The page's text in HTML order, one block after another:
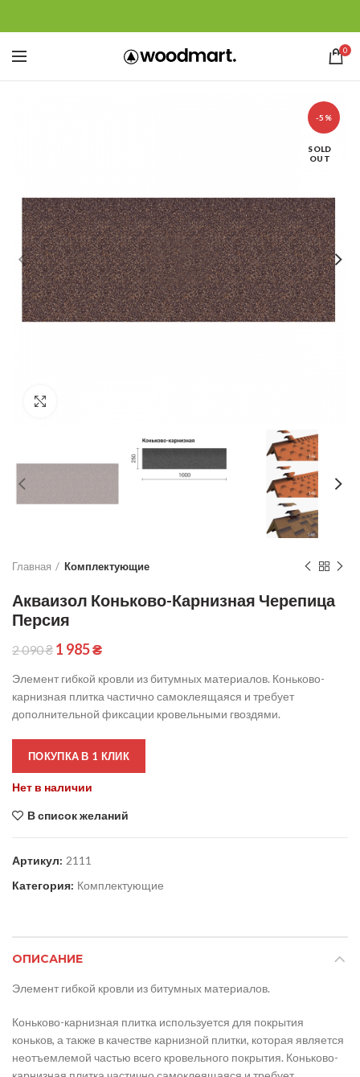
0
-5%
SOLD
OUT
Главная Комплектующие
Акваизол Коньково-Карнизная Черепица
Персия
2 090₴ 1 985₴
Элемент гибкой кровли из битумных материалов. Коньково-
карнизная плитка частично самоклеящаяся и требует
дополнительной фиксации кровельными гвоздями.
ПОКУПКА В 1 КЛИК
Нет в наличии
В список желаний
Артикул: 2111
Категория: Комплектующие
ОПИСАНИЕ
Элемент гибкой кровли из битумных материалов.
Коньково-карнизная плитка используется для покрытия
коньков, а также в качестве карнизной плитки, которая является
неотъемлемой частью всего кровельного покрытия. Коньково-